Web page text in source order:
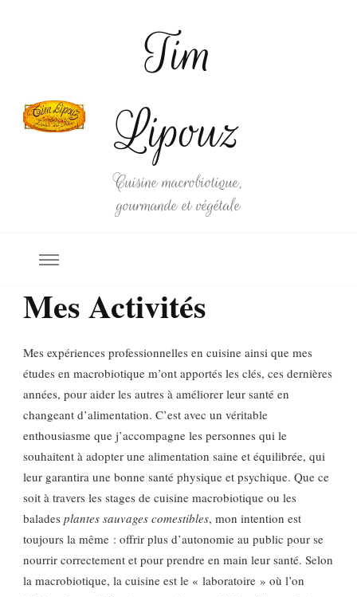
Tim
Lipouz
Cuisine macrobiotique,
gourmande et végétale
Mes Activités
Mes expériences professionnelles en cuisine ainsi que mes
études en macrobiotique m’ont apportés les clés, ces dernières
années, pour aider les autres à améliorer leur santé en
changeant d’alimentation. C’est avec un véritable
enthousiasme que j’accompagne les personnes qui le
souhaitent à adopter une alimentation saine et équilibrée, qui
leur garantira une bonne santé physique et psychique. Que ce
soit à travers les stages de cuisine macrobiotique ou les
balades plantes sauvages comestibles, mon intention est
toujours la même : offrir plus d’autonomie au public pour se
nourrir correctement et pour prendre en main leur santé. Selon
la macrobiotique, la cuisine est le « laboratoire » où l’on